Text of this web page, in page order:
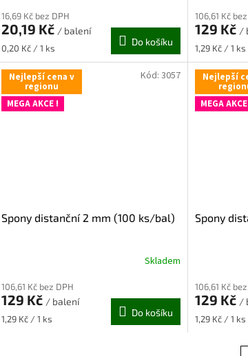
16,69 Kč bez DPH
20,19 Kč / balení
Měrná
cena:
0,20 Kč / 1 ks
Do košíku
106,61 Kč
129 Kč /
Měrná
cena:
1,29 Kč / 1 ks
Nejlepší cena v
regionu
MEGA AKCE !
Spony distanční 2 mm (100 ks/bal)
Skladem
106,61 Kč bez DPH
129 Kč / balení
Měrná
1,29 Kč / 1 ks
Do košíku
Kód: 3057 Nejlepší
MEGA
Spony
106,61 Kč
129 Kč /
Měrná
1,29 Kč / 1 ks